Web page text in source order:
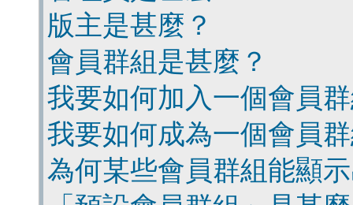
版主是甚麼？
會員群組是甚麼？
我要如何加入一個會員
我要如何成為一個會員
為何某些會員群組能顯